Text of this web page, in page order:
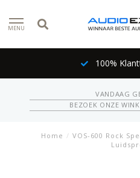
MENU
100%
VANDAAG
BEZOEK ONZE
Home / VOS-600 Rock